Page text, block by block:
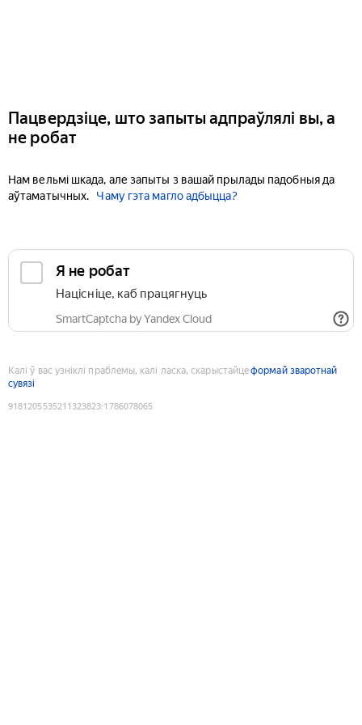
Пацвердзіце, што запыты адпраўлялі вы, а
не робат
Нам вельмі шкада, але запыты з вашай прылады падобныя да
аўтаматычных.
Чаму гэта магло адбыцца?
Я не робат
Націсніце, каб працягнуць
SmartCaptcha by Yandex Cloud
Калі ў вас узніклі праблемы, калі ласка, скарыстайцеформай зваротнай
сувязі
9181205535211323823:1786078065